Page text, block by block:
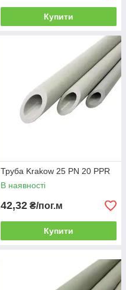
Купити
Труба Krakow 25 PN 20 PPR
В наявності
42,32 ₴/пог.м
Купити